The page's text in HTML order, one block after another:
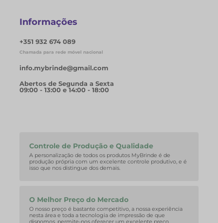
Informações
+351 932 674 089
Chamada para rede móvel nacional
info.mybrinde@gmail.com
Abertos de Segunda a Sexta
09:00 - 13:00 e 14:00 - 18:00
Controle de Produção e Qualidade
A personalização de todos os produtos MyBrinde é de
produção própria com um excelente controle produtivo, e é
isso que nos distingue dos demais.
O Melhor Preço do Mercado
O nosso preço é bastante competitivo, a nossa experiência
nesta área e toda a tecnologia de impressão de que
dispomos, permite-nos oferecer um excelente preço.